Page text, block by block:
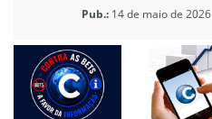
Pub.: 14 de maio de 2026